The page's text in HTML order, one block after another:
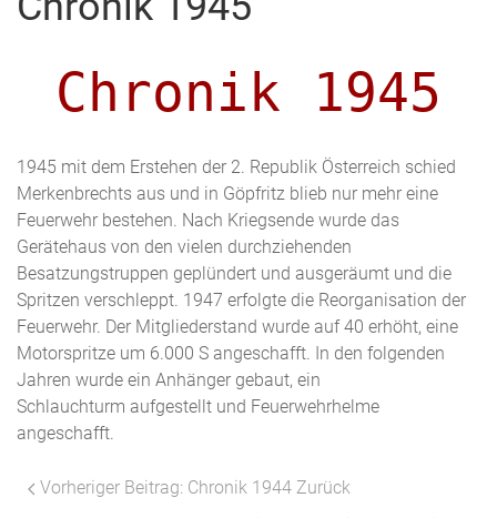
Chronik 1945
1945 mit dem Erstehen der 2. Republik Österreich schied
Merkenbrechts aus und in Göpfritz blieb nur mehr eine
Feuerwehr bestehen. Nach Kriegsende wurde das
Gerätehaus von den vielen durchziehenden
Besatzungstruppen geplündert und ausgeräumt und die
Spritzen verschleppt. 1947 erfolgte die Reorganisation der
Feuerwehr. Der Mitgliederstand wurde auf 40 erhöht, eine
Motorspritze um 6.000 S angeschafft. In den folgenden
Jahren wurde ein Anhänger gebaut, ein
Schlauchturm aufgestellt und Feuerwehrhelme
angeschafft.
Vorheriger Beitrag: Chronik 1944 Zurück